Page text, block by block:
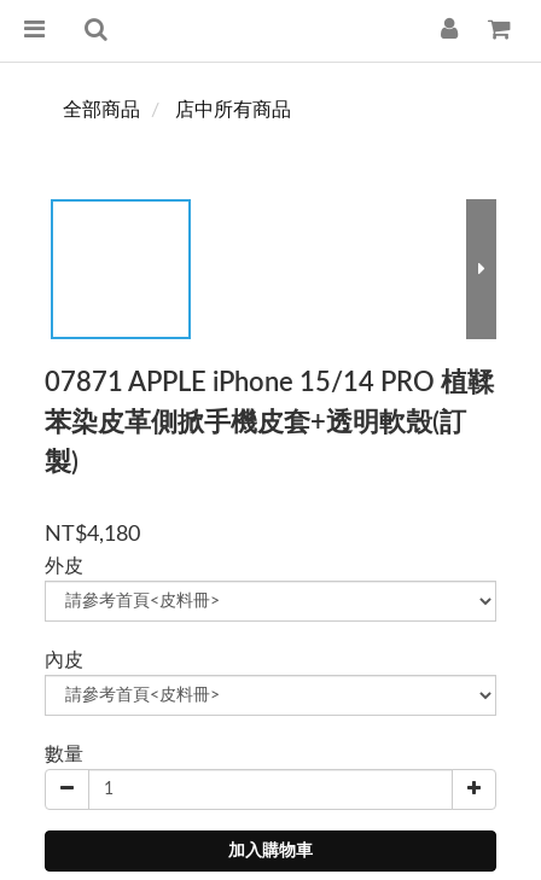
全部商品 店中所有商品
07871 APPLE iPhone 15/14 PRO 植鞣
苯染皮革側掀手機皮套+透明軟殼(訂
製)
NT$4,180
外皮
內皮
數量
加入購物車